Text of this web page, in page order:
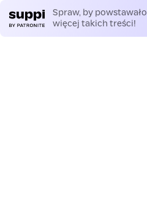
Spraw, by powstawało
więcej takich treści!